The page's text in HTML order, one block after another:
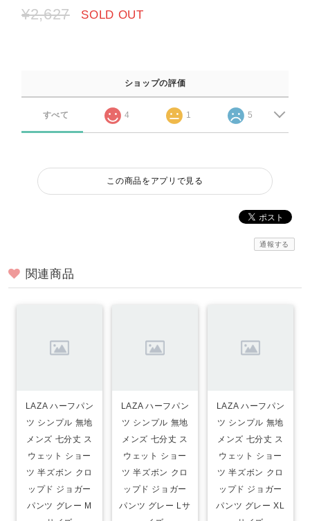
¥2,627 SOLD OUT
ショップの評価
すべて 4 1 5
この商品をアプリで見る
通報する
関連商品
LAZA ハーフパン
ツ シンプル 無地
メンズ 七分丈 ス
ウェット ショー
ツ 半ズボン クロ
ップド ジョガー
パンツ グレー M
LAZA ハーフパン
ツ シンプル 無地
メンズ 七分丈 ス
ウェット ショー
ツ 半ズボン クロ
ップド ジョガー
パンツ グレー Lサ
LAZA ハーフパン
ツ シンプル 無地
メンズ 七分丈 ス
ウェット ショー
ツ 半ズボン クロ
ップド ジョガー
パンツ グレー XL